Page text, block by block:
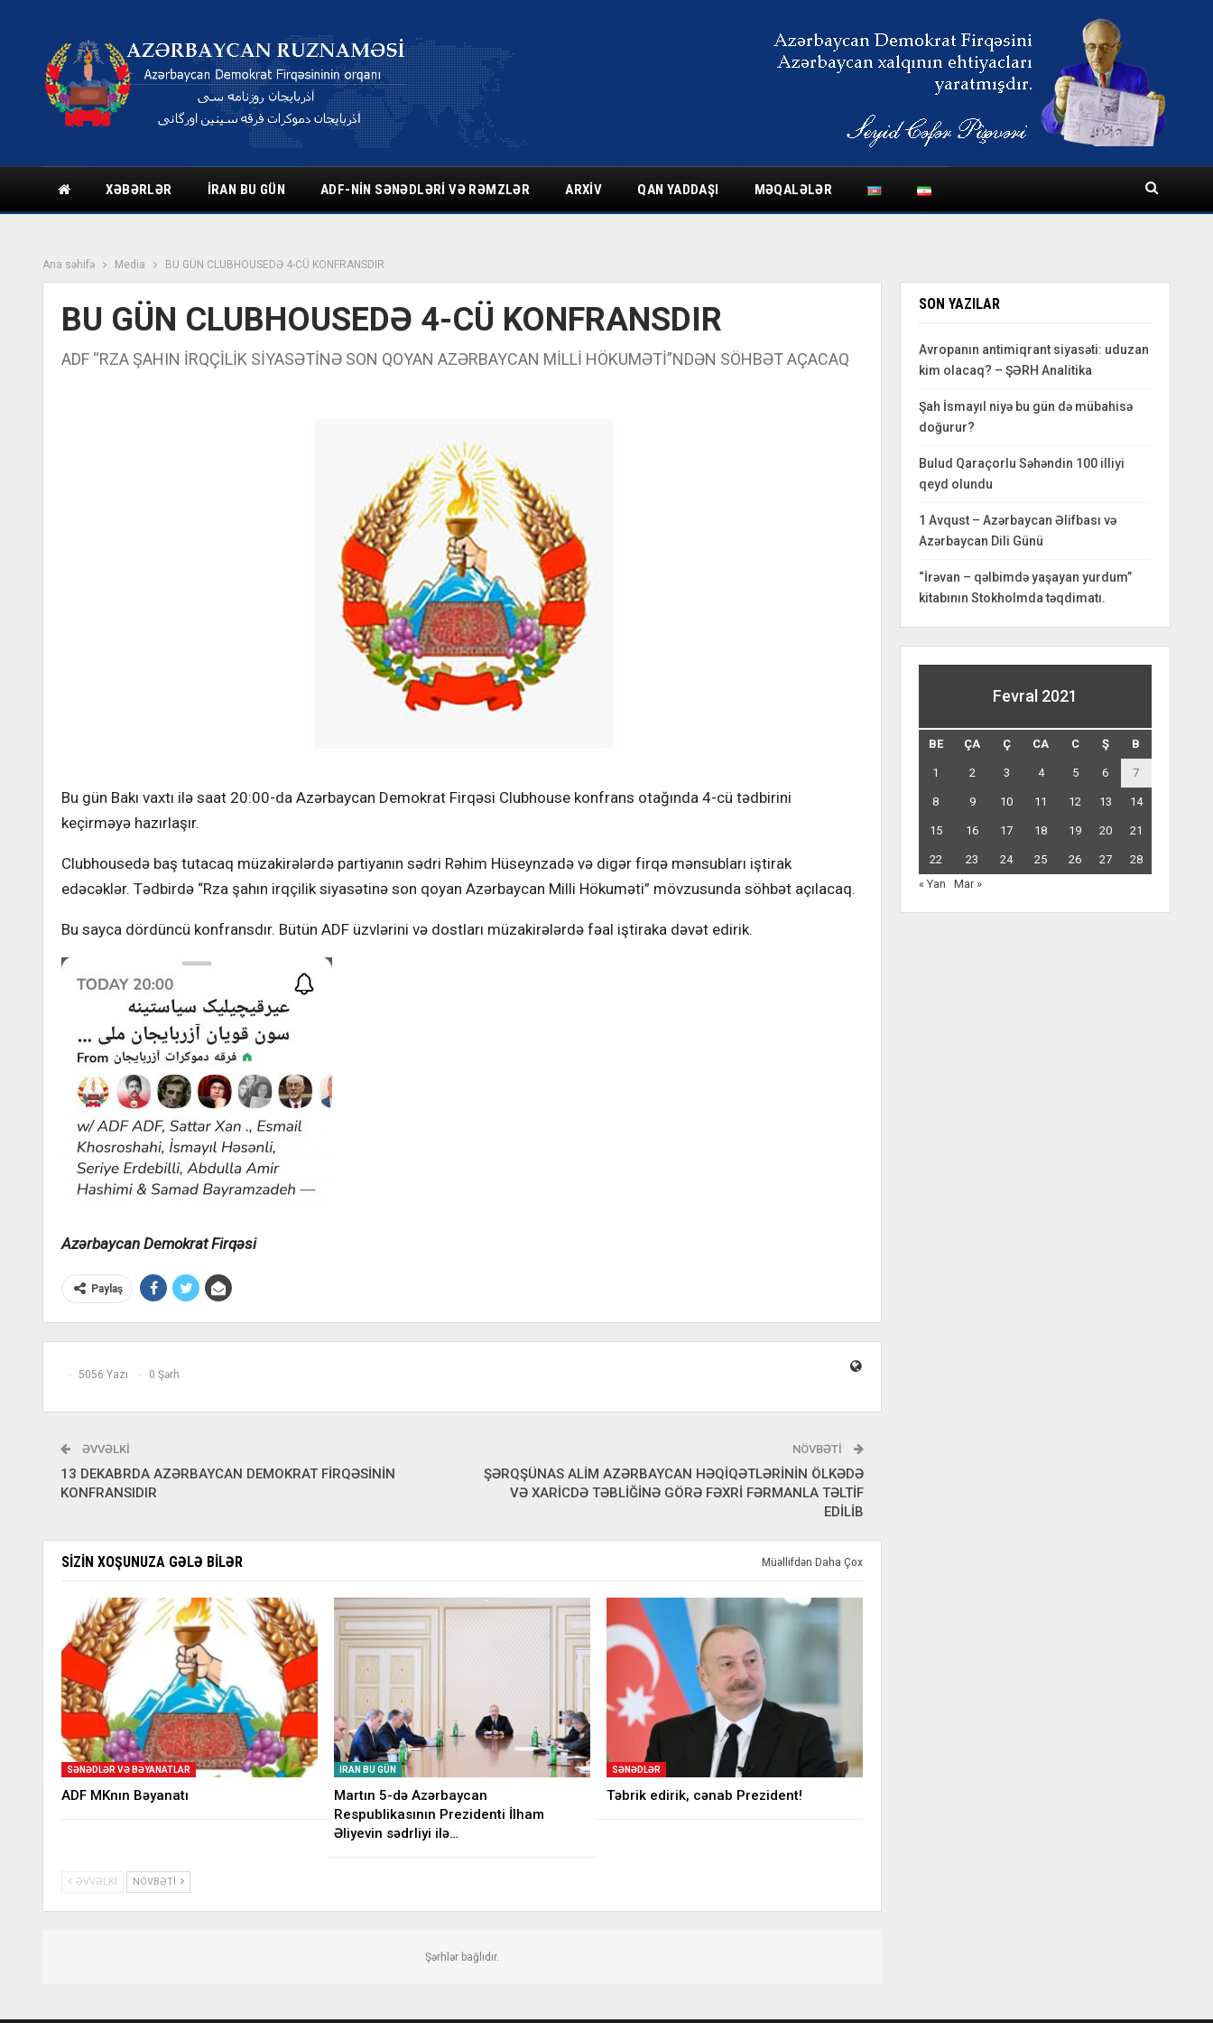
XƏBƏRLƏR İRAN BU GÜN ADF-NIN SƏNƏDLƏRI VƏ RƏMZLƏR ARXIV QAN YADDAŞI MƏQALƏLƏR
Ana səhifə Media BU GÜN CLUBHOUSEDƏ 4-CÜ KONFRANSDIR
BU GÜN CLUBHOUSEDƏ 4-CÜ KONFRANSDIR
ADF “RZA ŞAHIN İRQÇİLİK SİYASƏTİNƏ SON QOYAN AZƏRBAYCAN MİLLİ HÖKUMƏTİ”NDƏN SÖHBƏT AÇACAQ
Bu gün Bakı vaxtı ilə saat 20:00-da Azərbaycan Demokrat Firqəsi Clubhouse konfrans otağında 4-cü tədbirini
keçirməyə hazırlaşır.
Clubhousedə baş tutacaq müzakirələrdə partiyanın sədri Rəhim Hüseynzadə və digər firqə mənsubları iştirak
edəcəklər. Tədbirdə “Rza şahın irqçilik siyasətinə son qoyan Azərbaycan Milli Hökuməti” mövzusunda söhbət açılacaq.
Bu sayca dördüncü konfransdır. Bütün ADF üzvlərini və dostları müzakirələrdə fəal iştiraka dəvət edirik.
Azərbaycan Demokrat Firqəsi
Paylaş
5056 Yazı 0 Şərh
ƏVVƏLKI
13 DEKABRDA AZƏRBAYCAN DEMOKRAT FİRQƏSİNİN
KONFRANSIDIR
NÖVBƏTI
ŞƏRQŞÜNAS ALİM AZƏRBAYCAN HƏQİQƏTLƏRİNİN ÖLKƏDƏ
VƏ XARİCDƏ TƏBLİĞİNƏ GÖRƏ FƏXRİ FƏRMANLA TƏLTİF
EDİLİB
SIZIN XOŞUNUZA GƏLƏ BILƏR Müəllifdən Daha Çox
SƏNƏDLƏR VƏ BƏYANATLAR
ADF MKnın Bəyanatı
İRAN BU GÜN
Martın 5-də Azərbaycan
Respublikasının Prezidenti İlham
Əliyevin sədrliyi ilə…
SƏNƏDLƏR
Təbrik edirik, cənab Prezident!
ƏVVƏLKI NÖVBƏTI
Şərhlər bağlıdır.
SON YAZILAR
Avropanın antimiqrant siyasəti: uduzan
kim olacaq? – ŞƏRH Analitika
Şah İsmayıl niyə bu gün də mübahisə
doğurur?
Bulud Qaraçorlu Səhəndin 100 illiyi
qeyd olundu
1 Avqust – Azərbaycan Əlifbası və
Azərbaycan Dili Günü
“İrəvan – qəlbimdə yaşayan yurdum”
kitabının Stokholmda təqdimatı.
Fevral 2021
BE ÇA Ç CA C Ş B
1 2 3 4 5 6 7
8 9 10 11 12 13 14
15 16 17 18 19 20 21
22 23 24 25 26 27
28
« Yan
Mar »